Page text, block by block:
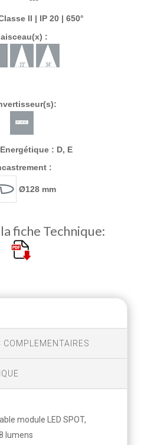
II | IP 20 | 650°
:
: D, E
:
Ø128 mm
fiche Technique:
COMPLEMENTAIRES
module LED SPOT,
lumens